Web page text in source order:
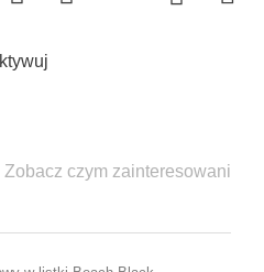
Zobacz czym zainteresowani